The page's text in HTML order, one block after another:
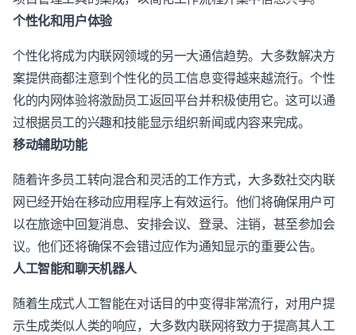
个性化和用户体验
个性化将成为内联网领域的另一大通信趋势。大多数解决方
案提供商都注意到个性化的员工信息变得越来越流行。个性
化的内网体验将激励员工返回平台并积极使用它。这可以通
过根据员工的兴趣和技能显示组织新闻或内容来完成。
移动辅助功能
随着许多员工转向混合和灵活的工作方式，大多数社交内联
网已经开始在移动应用程序上有效运行。他们将确保用户可
以在旅途中回复消息、安排会议、登录、注销，甚至参加会
议。他们还将确保不会错过应作为通知显示的重要公告。
人工智能和聊天机器人
随着生成式人工智能在对话目的中变得非常流行，对用户提
示生成类似人类的响应，大多数内联网将致力于提高其人工